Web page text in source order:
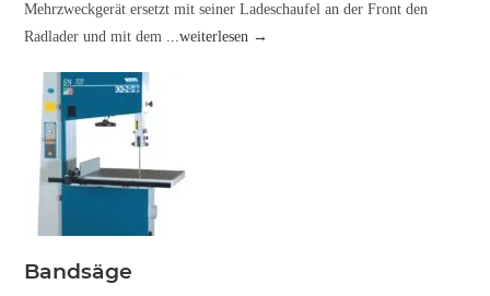
Mehrzweckgerät ersetzt mit seiner Ladeschaufel an der Front den
Radlader und mit dem ...weiterlesen →
Bandsäge